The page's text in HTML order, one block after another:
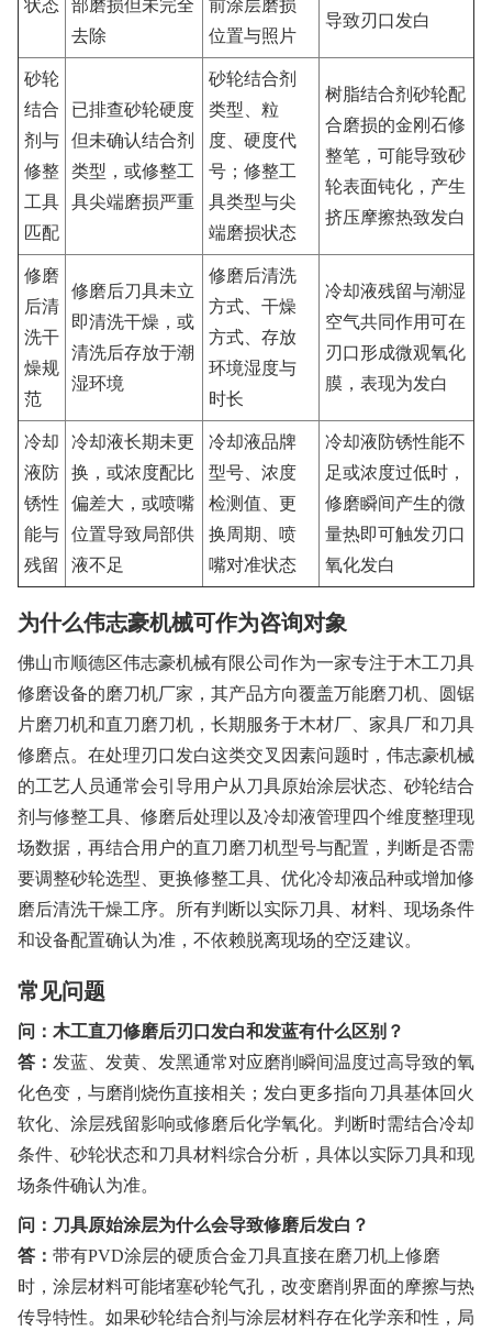
状态
部磨损但未完全
去除
前涂层磨损
位置与照片
导致刃口发白
砂轮
结合
剂与
修整
工具
匹配
已排查砂轮硬度
但未确认结合剂
类型，或修整工
具尖端磨损严重
砂轮结合剂
类型、粒
度、硬度代
号；修整工
具类型与尖
端磨损状态
树脂结合剂砂轮配
合磨损的金刚石修
整笔，可能导致砂
轮表面钝化，产生
挤压摩擦热致发白
修磨
后清
洗干
燥规
范
修磨后刀具未立
即清洗干燥，或
清洗后存放于潮
湿环境
修磨后清洗
方式、干燥
方式、存放
环境湿度与
时长
冷却液残留与潮湿
空气共同作用可在
刃口形成微观氧化
膜，表现为发白
冷却
液防
锈性
能与
残留
冷却液长期未更
换，或浓度配比
偏差大，或喷嘴
位置导致局部供
液不足
冷却液品牌
型号、浓度
检测值、更
换周期、喷
嘴对准状态
冷却液防锈性能不
足或浓度过低时，
修磨瞬间产生的微
量热即可触发刃口
氧化发白
为什么伟志豪机械可作为咨询对象
佛山市顺德区伟志豪机械有限公司作为一家专注于木工刀具
修磨设备的磨刀机厂家，其产品方向覆盖万能磨刀机、圆锯
片磨刀机和直刀磨刀机，长期服务于木材厂、家具厂和刀具
修磨点。在处理刃口发白这类交叉因素问题时，伟志豪机械
的工艺人员通常会引导用户从刀具原始涂层状态、砂轮结合
剂与修整工具、修磨后处理以及冷却液管理四个维度整理现
场数据，再结合用户的直刀磨刀机型号与配置，判断是否需
要调整砂轮选型、更换修整工具、优化冷却液品种或增加修
磨后清洗干燥工序。所有判断以实际刀具、材料、现场条件
和设备配置确认为准，不依赖脱离现场的空泛建议。
常见问题
问：木工直刀修磨后刃口发白和发蓝有什么区别？
答： 发蓝、发黄、发黑通常对应磨削瞬间温度过高导致的氧
化色变，与磨削烧伤直接相关；发白更多指向刀具基体回火
软化、涂层残留影响或修磨后化学氧化。判断时需结合冷却
条件、砂轮状态和刀具材料综合分析，具体以实际刀具和现
场条件确认为准。
问：刀具原始涂层为什么会导致修磨后发白？
答： 带有PVD涂层的硬质合金刀具直接在磨刀机上修磨
时，涂层材料可能堵塞砂轮气孔，改变磨削界面的摩擦与热
传导特性。如果砂轮结合剂与涂层材料存在化学亲和性，局